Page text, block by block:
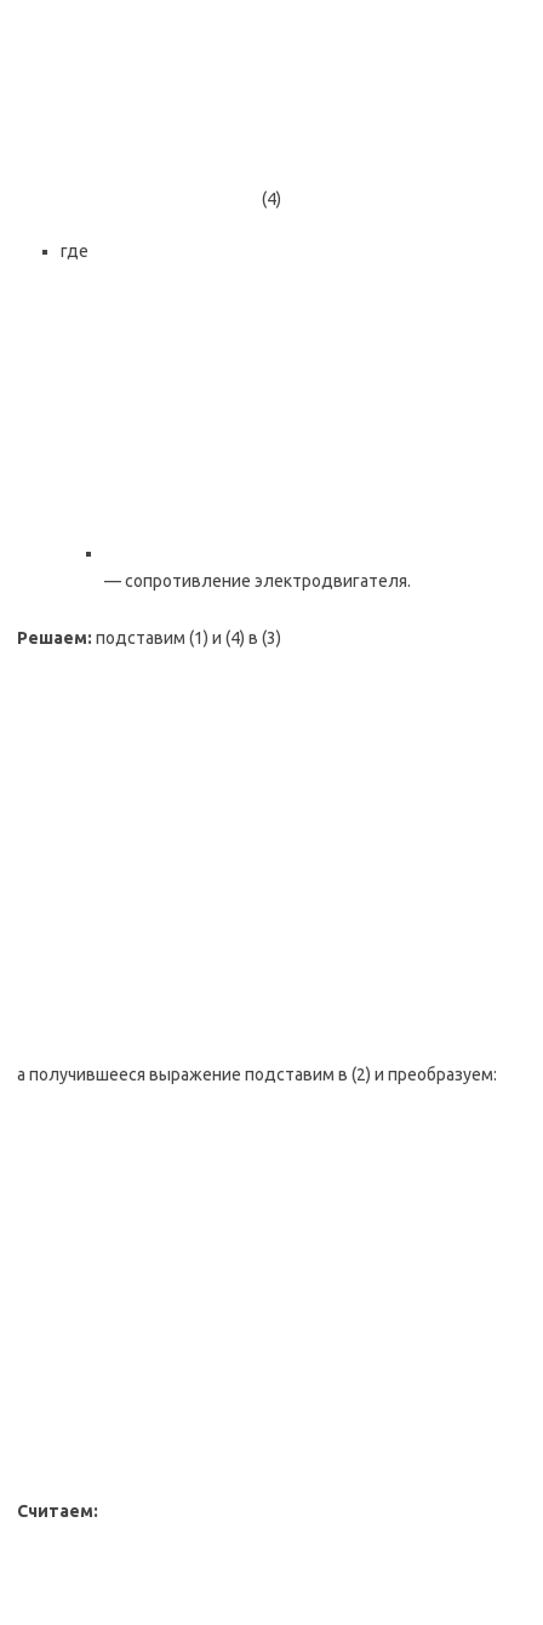
(4)
где
— сопротивление электродвигателя.
Решаем: подставим (1) и (4) в (3)
а получившееся выражение подставим в (2) и преобразуем:
Считаем: